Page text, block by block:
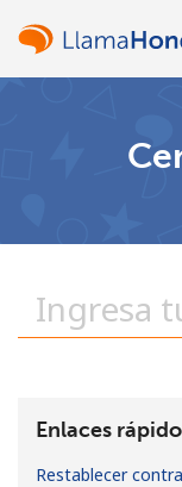
Enlaces
Restablecer